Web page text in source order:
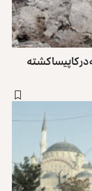
کاپیسا کشته